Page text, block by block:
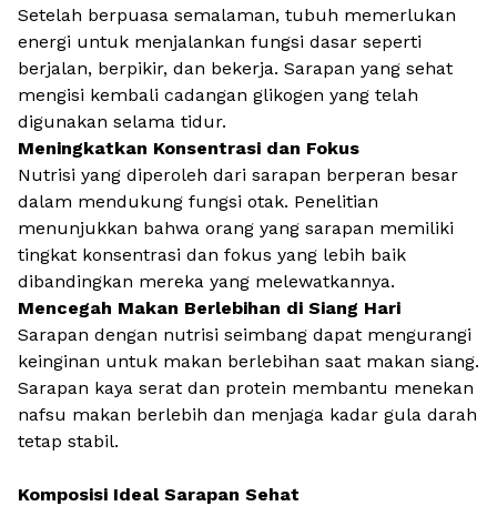
Setelah berpuasa semalaman, tubuh memerlukan
energi untuk menjalankan fungsi dasar seperti
berjalan, berpikir, dan bekerja. Sarapan yang sehat
mengisi kembali cadangan glikogen yang telah
digunakan selama tidur.
Meningkatkan Konsentrasi dan Fokus
Nutrisi yang diperoleh dari sarapan berperan besar
dalam mendukung fungsi otak. Penelitian
menunjukkan bahwa orang yang sarapan memiliki
tingkat konsentrasi dan fokus yang lebih baik
dibandingkan mereka yang melewatkannya.
Mencegah Makan Berlebihan di Siang Hari
Sarapan dengan nutrisi seimbang dapat mengurangi
keinginan untuk makan berlebihan saat makan siang.
Sarapan kaya serat dan protein membantu menekan
nafsu makan berlebih dan menjaga kadar gula darah
tetap stabil.
Komposisi Ideal Sarapan Sehat